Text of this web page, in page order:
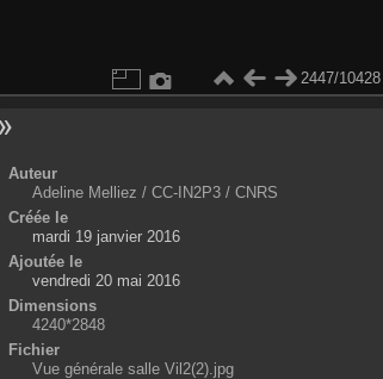
2447/10428
Auteur
Adeline Melliez / CC-IN2P3 / CNRS
Créée le
mardi 19 janvier 2016
Ajoutée le
vendredi 20 mai 2016
Dimensions
4240*2848
Fichier
Vue générale salle Vil2(2).jpg